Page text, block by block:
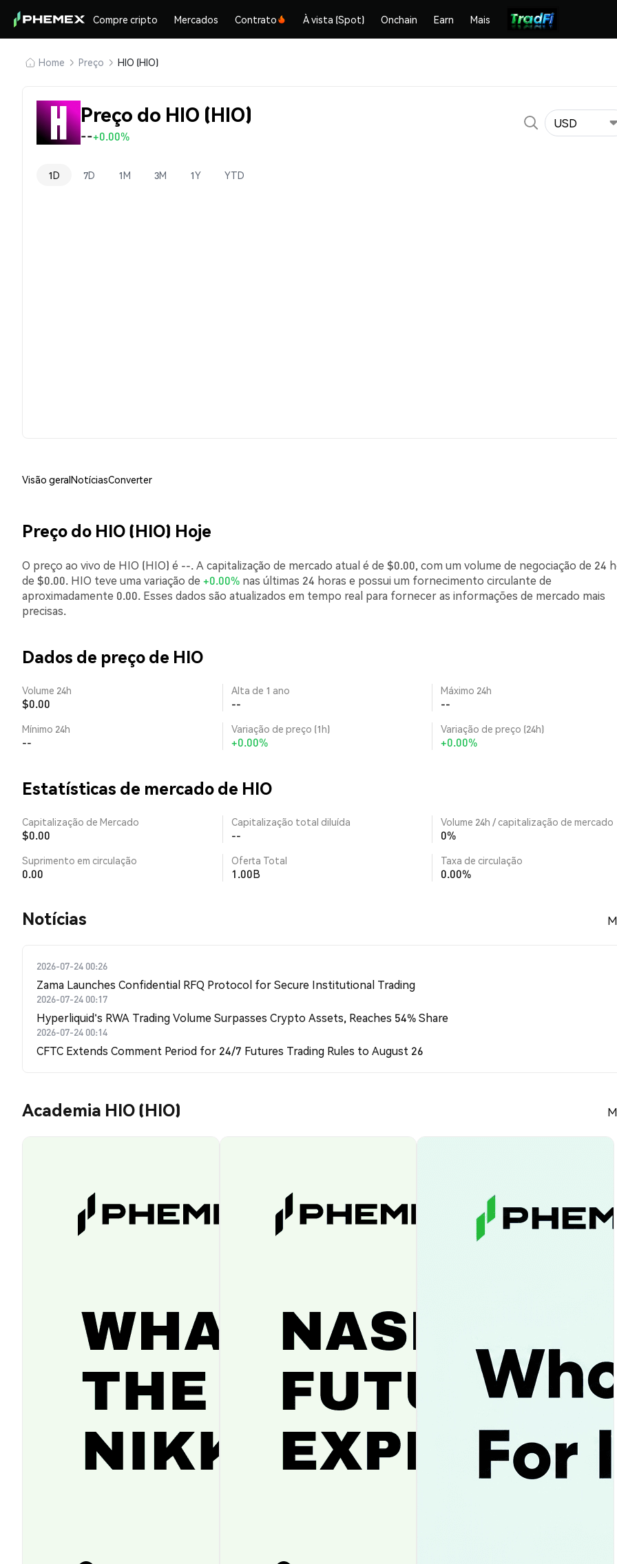
Compre cripto Mercados Contrato À vista (Spot) Onchain Earn Mais
Home Preço HIO (HIO)
Preço do HIO (HIO)
--+0.00%
USD
1D 7D 1M 3M 1Y YTD
Visão geralNotíciasConverter
Preço do HIO (HIO) Hoje
O preço ao vivo de HIO (HIO) é --. A capitalização de mercado atual é de $0.00, com um volume de negociação de 24
de $0.00. HIO teve uma variação de +0.00% nas últimas 24 horas e possui um fornecimento circulante de
aproximadamente 0.00. Esses dados são atualizados em tempo real para fornecer as informações de mercado mais
precisas.
Dados de preço de HIO
Volume 24h
$0.00
Alta de 1 ano
--
Máximo 24h
--
Mínimo 24h
--
Variação de preço (1h)
+0.00%
Variação de preço (24h)
+0.00%
Estatísticas de mercado de HIO
Capitalização de Mercado
$0.00
Capitalização total diluída
--
Volume 24h / capitalização de mercado
0%
Suprimento em circulação
0.00
Oferta Total
1.00B
Taxa de circulação
0.00%
​​Notícias​​
2026-07-24 00:26
Zama Launches Confidential RFQ Protocol for Secure Institutional Trading
2026-07-24 00:17
Hyperliquid's RWA Trading Volume Surpasses Crypto Assets, Reaches 54% Share
2026-07-24 00:14
CFTC Extends Comment Period for 24/7 Futures Trading Rules to August 26
Academia HIO (HIO)